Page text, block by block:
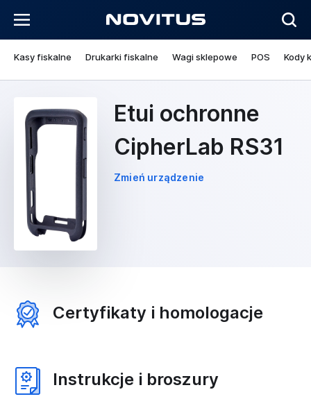
Kasy fiskalne Drukarki fiskalne Wagi sklepowe POS Kody
Etui ochronne
CipherLab RS31
Zmień urządzenie
Certyfikaty i homologacje
Instrukcje i broszury